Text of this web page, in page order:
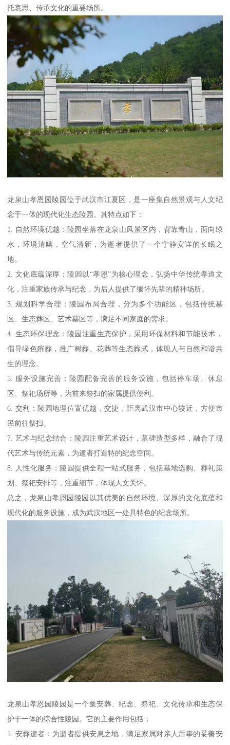
托哀思、传承文化的重要场所。
龙泉山孝恩园陵园位于武汉市江夏区，是一座集自然景观与人文纪
念于一体的现代化生态陵园。其特点如下：
1. 自然环境优越：陵园坐落在龙泉山风景区内，背靠青山，面向绿
水，环境清幽，空气清新，为逝者提供了一个宁静安详的长眠之
地。
2. 文化底蕴深厚：陵园以“孝恩”为核心理念，弘扬中华传统孝道文
化，注重家族传承与纪念，为后人提供了缅怀先辈的精神场所。
3. 规划科学合理：陵园布局合理，分为多个功能区，包括传统墓
区、生态葬区、艺术墓区等，满足不同家庭的需求。
4. 生态环保理念：陵园注重生态保护，采用环保材料和节能技术，
倡导绿色殡葬，推广树葬、花葬等生态葬式，体现人与自然和谐共
生的理念。
5. 服务设施完善：陵园配备完善的服务设施，包括停车场、休息
区、祭祀场所等，为前来祭扫的家属提供便利。
6. 交利：陵园地理位置优越，交捷，距离武汉市中心较近，方便市
民前往祭扫。
7. 艺术与纪念结合：陵园注重艺术设计，墓碑造型多样，融合了现
代艺术与传统元素，为逝者打造特的纪念空间。
8. 人性化服务：陵园提供全程一站式服务，包括墓地选购、葬礼策
划、祭祀安排等，注重细节，体现人文关怀。
总之，龙泉山孝恩园陵园以其优美的自然环境、深厚的文化底蕴和
现代化的服务设施，成为武汉地区一处具特色的纪念场所。
龙泉山孝恩园陵园是一个集安葬、纪念、祭祀、文化传承和生态保
护于一体的综合性陵园。它的主要作用包括：
1. 安葬逝者：为逝者提供安息之地，满足家属对亲人后事的妥善安